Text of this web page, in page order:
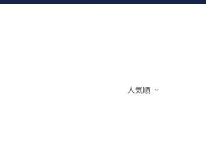
お気に入りブランド
人気順